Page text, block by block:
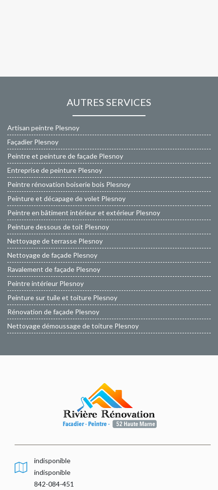
AUTRES SERVICES
Artisan peintre Plesnoy
Façadier Plesnoy
Peintre et peinture de façade Plesnoy
Entreprise de peinture Plesnoy
Peintre rénovation boiserie bois Plesnoy
Peinture et décapage de volet Plesnoy
Peintre en bâtiment intérieur et extérieur Plesnoy
Peinture dessous de toit Plesnoy
Nettoyage de terrasse Plesnoy
Nettoyage de façade Plesnoy
Ravalement de façade Plesnoy
Peintre intérieur Plesnoy
Peinture sur tuile et toiture Plesnoy
Rénovation de façade Plesnoy
Nettoyage démoussage de toiture Plesnoy
indisponible
indisponible
842-084-451